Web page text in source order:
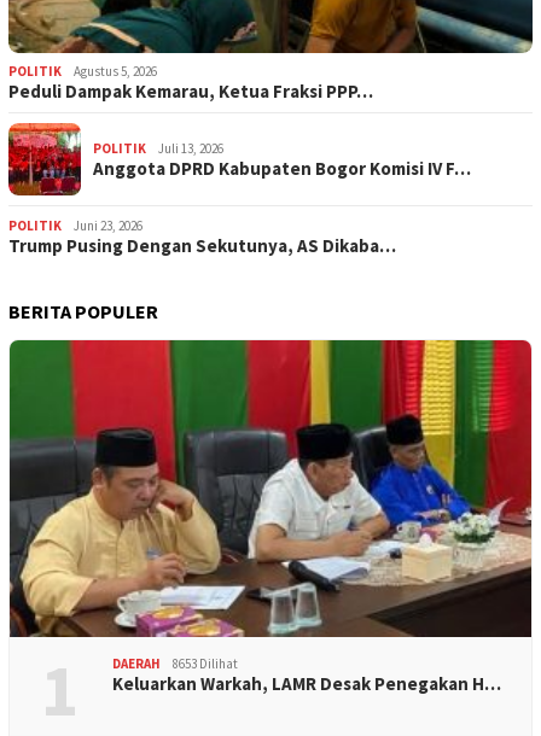
POLITIK Agustus 5, 2026
‎Peduli Dampak Kemarau, Ketua Fraksi PPP…
POLITIK Juli 13, 2026
Anggota DPRD Kabupaten Bogor Komisi IV F…
POLITIK Juni 23, 2026
Trump Pusing Dengan Sekutunya, AS Dikaba…
BERITA POPULER
1 DAERAH 8653 Dilihat
Keluarkan Warkah, LAMR Desak Penegakan H…